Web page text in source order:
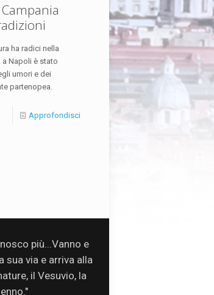
ha radici nella
Napoli è stato
umori e dei
partenopea.
Approfondisci
più...Vanno e
via e arriva alla
il Vesuvio, la